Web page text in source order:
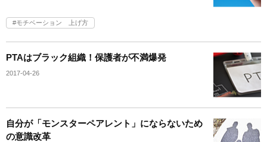
モチベーション 上げ方
PTAはブラック組織！保護者が不満爆発
2017-04-26
自分が「モンスターペアレント」にならないため
の意識改革